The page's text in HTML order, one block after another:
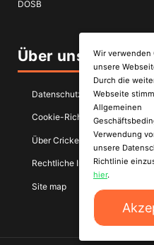
DOSB
Über uns
Datenschutzerklärung
Cookie-Richtlinie
Über CricketQuote
Rechtliche Informationen
Site map
Wir verwenden
unsere
Durch die
Webseite
Allgemeinen
Verwendung
unsere
Richtlinie
hier.